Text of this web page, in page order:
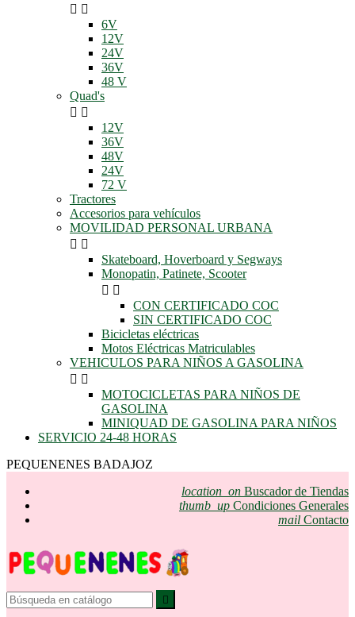
 
6V
12V
24V
36V
48 V
Quad's
 
12V
36V
48V
24V
72 V
Tractores
Accesorios para vehículos
MOVILIDAD PERSONAL URBANA
 
Skateboard, Hoverboard y Segways
Monopatin, Patinete, Scooter
 
CON CERTIFICADO COC
SIN CERTIFICADO COC
Bicicletas eléctricas
Motos Eléctricas Matriculables
VEHICULOS PARA NIÑOS A GASOLINA
 
MOTOCICLETAS PARA NIÑOS DE
GASOLINA
MINIQUAD DE GASOLINA PARA NIÑOS
SERVICIO 24-48 HORAS
PEQUENENES BADAJOZ
location_on Buscador de Tiendas
thumb_up Condiciones Generales
mail Contacto
